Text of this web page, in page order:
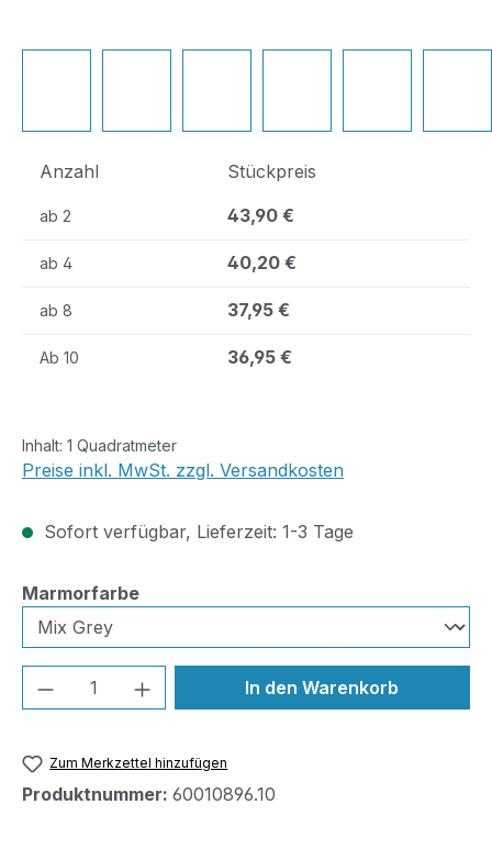
Anzahl Stückpreis
ab 2 43,90 €
ab 4 40,20 €
ab 8 37,95 €
Ab 10 36,95 €
Inhalt: 1 Quadratmeter
Preise inkl. MwSt. zzgl. Versandkosten
Sofort verfügbar, Lieferzeit: 1-3 Tage
Marmorfarbeauswählen
Produkt Anzahl: Gib denIn den Warenkorb
Zum Merkzettel hinzufügen
Produktnummer: 60010896.10